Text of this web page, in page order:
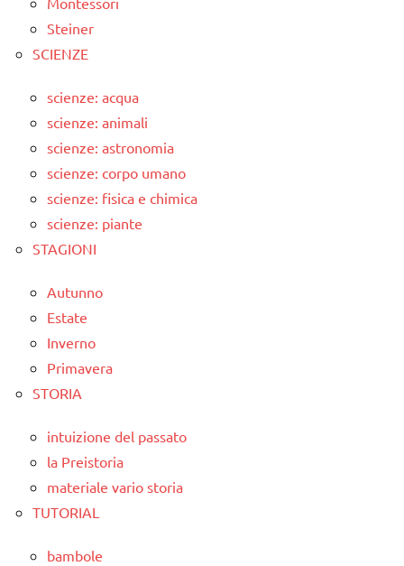
Steiner
SCIENZE
scienze: acqua
scienze: animali
scienze: astronomia
scienze: corpo umano
scienze: fisica e chimica
scienze: piante
STAGIONI
Autunno
Estate
Inverno
Primavera
STORIA
intuizione del passato
la Preistoria
materiale vario storia
TUTORIAL
bambole